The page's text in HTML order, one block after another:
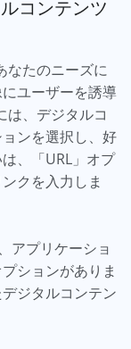
コンテンツ
なたのニーズに
ユーザーを誘導
は、デジタルコ
ンを選択し、好
、「URL」オプ
クを入力しま
アプリケーショ
ションがありま
ジタルコンテン